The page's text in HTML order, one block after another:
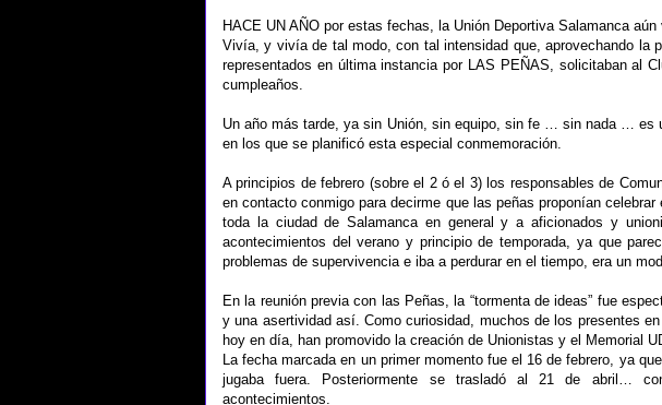
HACE UN AÑO por estas fechas, la Unión Deportiva Salamanca aún
Vivía, y vivía de tal modo, con tal intensidad que, aprovechando la
representados en última instancia por LAS PEÑAS, solicitaban al
cumpleaños.
Un año más tarde, ya sin Unión, sin equipo, sin fe … sin nada … es
en los que se planificó esta especial conmemoración.
A principios de febrero (sobre el 2 ó el 3) los responsables de
en contacto conmigo para decirme que las peñas proponían
toda la ciudad de Salamanca en general y a aficionados y
acontecimientos del verano y principio de temporada, ya que
problemas de supervivencia e iba a perdurar en el tiempo, era un
En la reunión previa con las Peñas, la “tormenta de ideas” fue
y una asertividad así. Como curiosidad, muchos de los presentes
hoy en día, han promovido la creación de Unionistas y el Memorial
La fecha marcada en un primer momento fue el 16 de febrero, ya
jugaba fuera. Posteriormente se trasladó al 21 de abril…
acontecimientos.